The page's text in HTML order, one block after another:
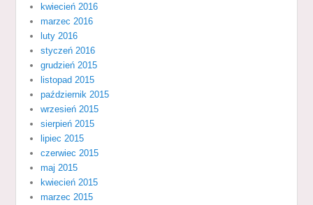
kwiecień 2016
marzec 2016
luty 2016
styczeń 2016
grudzień 2015
listopad 2015
październik 2015
wrzesień 2015
sierpień 2015
lipiec 2015
czerwiec 2015
maj 2015
kwiecień 2015
marzec 2015